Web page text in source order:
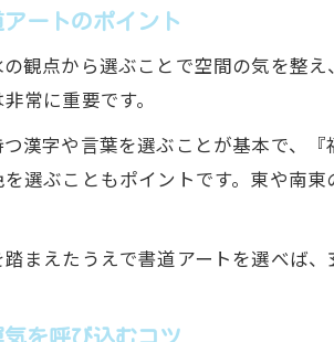
ートのポイント
観点から選ぶことで空間の気を整
常に重要です。
漢字や言葉を選ぶことが基本で、
選ぶこともポイントです。東や南
まえたうえで書道アートを選べば
を呼び込むコツ